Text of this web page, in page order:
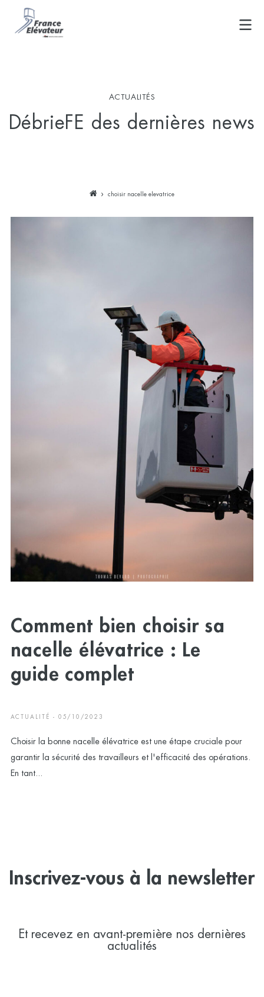
ACTUALITÉS
DébrieFE des dernières news
choisir nacelle elevatrice
Comment bien choisir sa
nacelle élévatrice : Le
guide complet
ACTUALITÉ - 05/10/2023
Choisir la bonne nacelle élévatrice est une étape cruciale pour
garantir la sécurité des travailleurs et l'efficacité des opérations.
En tant...
Inscrivez-vous à la newsletter
Et recevez en avant-première nos dernières
actualités